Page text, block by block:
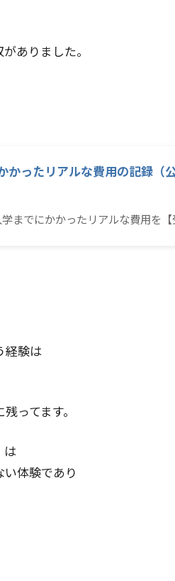
ありました。
かったリアルな費用の記録
までにかかったリアルな費用を
経験は
ってます。
は
体験であり